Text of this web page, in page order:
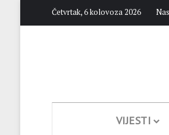
Četvrtak, 6 kolovoza 2026
VIJESTI